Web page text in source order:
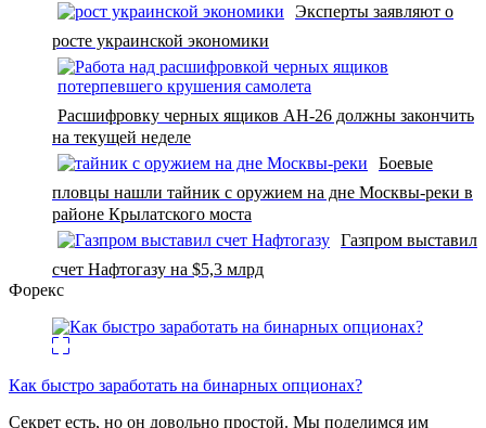
Эксперты заявляют о
росте украинской экономики
Расшифровку черных ящиков АН-26 должны закончить
на текущей неделе
Боевые
пловцы нашли тайник с оружием на дне Москвы-реки в
районе Крылатского моста
Газпром выставил
счет Нафтогазу на $5,3 млрд
Форекс
Как быстро заработать на бинарных опционах?
Секрет есть, но он довольно простой. Мы поделимся им